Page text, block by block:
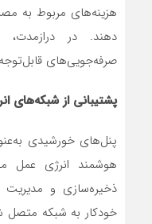
هزینه‌های مربوط به
دهند. در درازمدت،
صرفه‌جویی‌های
پشتیبانی از شبکه‌های
پنل‌های خورشیدی
هوشمند انرژی عمل
ذخیره‌سازی و مدیریت
خودکار به شبکه متصل